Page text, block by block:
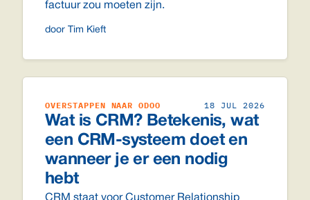
factuur zou moeten zijn.
door Tim Kieft
OVERSTAPPEN NAAR ODOO 18 JUL 2026
Wat is CRM? Betekenis, wat
een CRM-systeem doet en
wanneer je er een nodig
hebt
CRM staat voor Customer Relationship